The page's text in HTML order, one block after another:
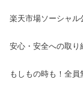
楽天市場ソーシャル
安心・安全への取り
もしもの時も！全